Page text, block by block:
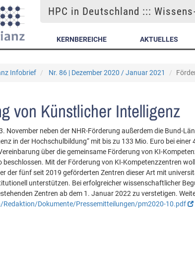
HPC in Deutschland :::
KERNBEREICHE AKTUELLES
Infobrief Nr. 86 | Dezember 2020 / Januar 2021
von Künstlicher Intelligenz
November neben der NHR-Förderung außerdem die Bund-
in der Hochschulbildung“ mit bis zu 133 Mio. Euro bei einer
über die gemeinsame Förderung von KI-
beschlossen. Mit der Förderung von KI-Kompetenzzentren
der fünf seit 2019 geförderten Zentren dieser Art mit
unterstützen. Bei erfolgreicher wissenschaftlicher
Zentren ab dem 1. Januar 2022 zu verstetigen.
Redaktion/Dokumente/Pressemitteilungen/pm2020-10.pdf